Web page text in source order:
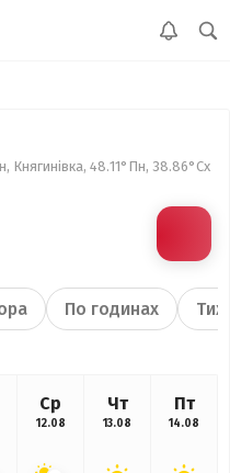
Княгинівка, 48.11°Пн, 38.86°Сх
По годинах
Ср
12.08
Чт
13.08
Пт
14.08